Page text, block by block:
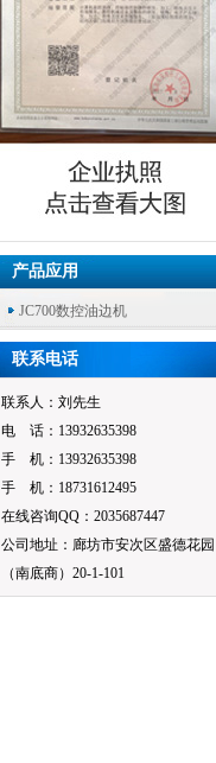
产品应用
JC700数控油边机
联系电话
联系人：刘先生
电 话：13932635398
手 机：13932635398
手 机：18731612495
在线咨询QQ：2035687447
公司地址：廊坊市安次区盛德花园
（南底商）20-1-101